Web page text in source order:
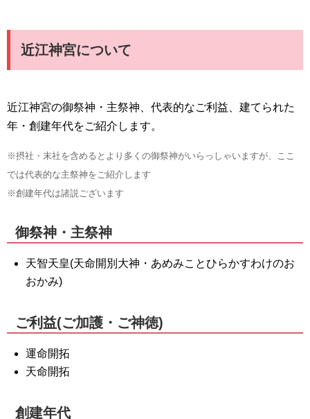
近江神宮について
近江神宮の御祭神・主祭神、代表的なご利益、建てられた
年・創建年代をご紹介します。
※摂社・末社を含めるとより多くの御祭神がいらっしゃいますが、ここ
では代表的な主祭神をご紹介します
※創建年代は諸説ございます
御祭神・主祭神
天智天皇(天命開別大神・あめみことひらかすわけのお
おかみ)
ご利益(ご加護・ご神徳)
運命開拓
天命開拓
創建年代